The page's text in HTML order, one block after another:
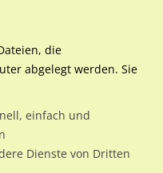
Vorpommern
Greifswald, Universitäts-
Karl-Krull-Str./HST
17491 / Greifswald, Universitäts- und Hansestadt / Südstadt
die
abgelegt werden. Sie
einfach und
Dienste von Dritten